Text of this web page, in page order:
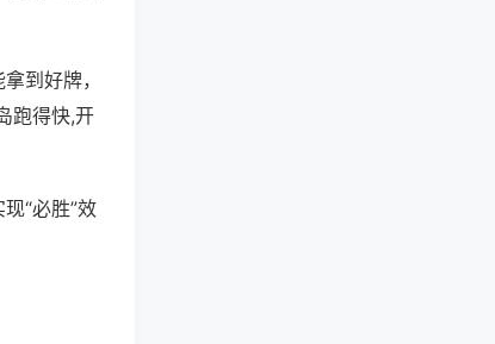
到好牌，
跑得快,开
“必胜”效